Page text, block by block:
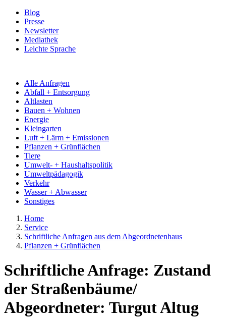
Blog
Presse
Newsletter
Mediathek
Leichte Sprache
Alle Anfragen
Abfall + Entsorgung
Altlasten
Bauen + Wohnen
Energie
Kleingarten
Luft + Lärm + Emissionen
Pflanzen + Grünflächen
Tiere
Umwelt- + Haushaltspolitik
Umweltpädagogik
Verkehr
Wasser + Abwasser
Sonstiges
Home
Service
Schriftliche Anfragen aus dem Abgeordnetenhaus
Pflanzen + Grünflächen
Schriftliche Anfrage: Zustand
der Straßenbäume/
Abgeordneter: Turgut Altug